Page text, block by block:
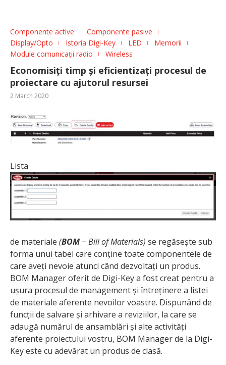
Componente active
Componente pasive
Display/Opto
Istoria Digi-Key LED
Memorii
Module comunicații radio
Wireless
Economisiți timp și eficientizați procesul de
proiectare cu ajutorul resursei
2 March 2020
Lista
de materiale (BOM − Bill of Materials) se regăsește sub
forma unui tabel care conține toate componentele de
care aveți nevoie atunci când dezvoltați un produs.
BOM Manager oferit de Digi-Key a fost creat pentru a
ușura procesul de management și întreținere a listei
de mate­riale aferente nevoilor voastre. Dispunând de
funcții de salvare și arhivare a reviziilor, la care se
adaugă numărul de ansamblări și alte activități
aferente proiectului vostru, BOM Manager de la Digi-
Key este cu adevărat un produs de clasă.